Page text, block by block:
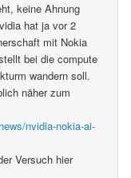
keine Ahnung
hat ja vor 2
mit Nokia
bei die compute
wandern soll.
näher zum
nvidia-nokia-ai-
Versuch hier